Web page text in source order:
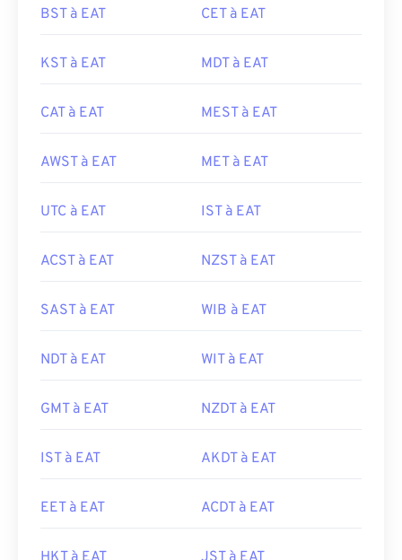
BST à EAT CET à EAT
KST à EAT MDT à EAT
CAT à EAT MEST à EAT
AWST à EAT MET à EAT
UTC à EAT IST à EAT
ACST à EAT NZST à EAT
SAST à EAT WIB à EAT
NDT à EAT WIT à EAT
GMT à EAT NZDT à EAT
IST à EAT AKDT à EAT
EET à EAT ACDT à EAT